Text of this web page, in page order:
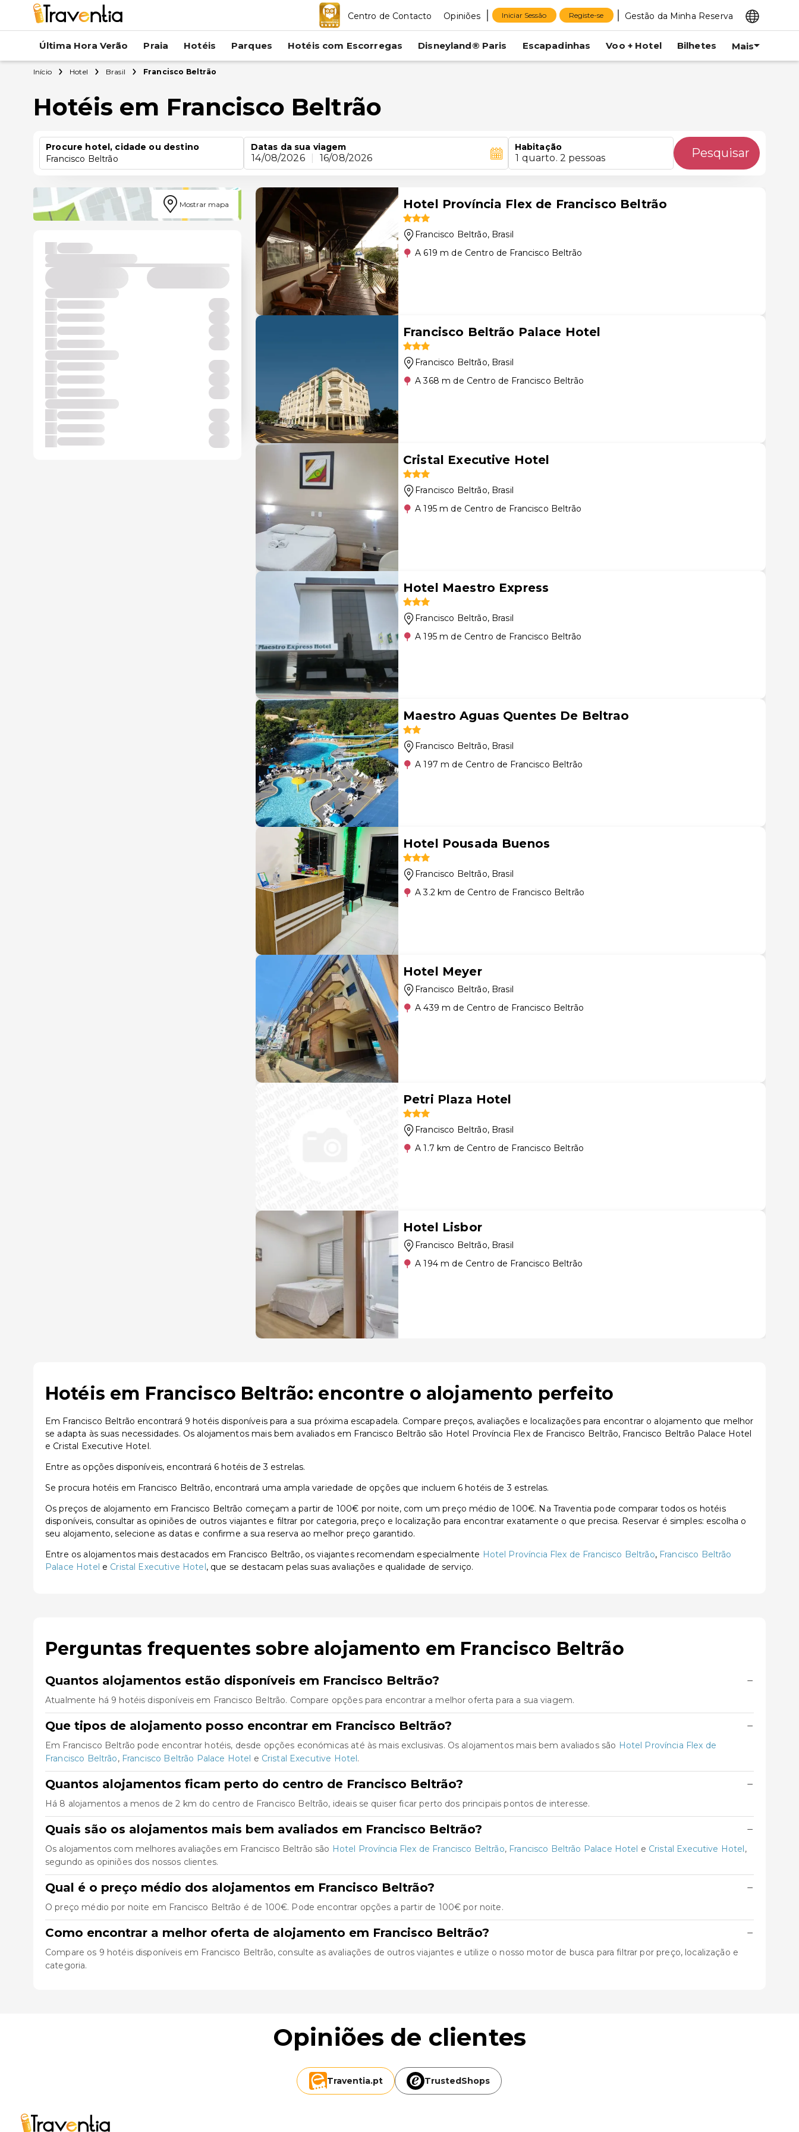
Centro de Contacto Opiniões Iniciar Sessão Registe-se Gestão da Minha Reserva
Última Hora Verão Praia Hotéis Parques Hotéis com Escorregas Disneyland® Paris Escapadinhas Voo + Hotel Bilhetes Mais
Início Hotel Brasil Francisco Beltrão
Hotéis em Francisco Beltrão
Procure hotel, cidade ou destino
Francisco Beltrão
Datas da sua viagem
14/08/2026 16/08/2026
Habitação
1 quarto. 2 pessoas Pesquisar
Mostrar mapa Hotel Província Flex de Francisco Beltrão
Francisco Beltrão, Brasil
A 619 m de Centro de Francisco Beltrão
Francisco Beltrão Palace Hotel
Francisco Beltrão, Brasil
A 368 m de Centro de Francisco Beltrão
Cristal Executive Hotel
Francisco Beltrão, Brasil
A 195 m de Centro de Francisco Beltrão
Hotel Maestro Express
Francisco Beltrão, Brasil
A 195 m de Centro de Francisco Beltrão
Maestro Aguas Quentes De Beltrao
Francisco Beltrão, Brasil
A 197 m de Centro de Francisco Beltrão
Hotel Pousada Buenos
Francisco Beltrão, Brasil
A 3.2 km de Centro de Francisco Beltrão
Hotel Meyer
Francisco Beltrão, Brasil
A 439 m de Centro de Francisco Beltrão
Petri Plaza Hotel
Francisco Beltrão, Brasil
A 1.7 km de Centro de Francisco Beltrão
Hotel Lisbor
Francisco Beltrão, Brasil
A 194 m de Centro de Francisco Beltrão
Hotéis em Francisco Beltrão: encontre o alojamento perfeito
Em Francisco Beltrão encontrará 9 hotéis disponíveis para a sua próxima escapadela. Compare preços, avaliações e localizações para encontrar o alojamento que melhor
se adapta às suas necessidades. Os alojamentos mais bem avaliados em Francisco Beltrão são Hotel Província Flex de Francisco Beltrão, Francisco Beltrão Palace Hotel
e Cristal Executive Hotel.
Entre as opções disponíveis, encontrará 6 hotéis de 3 estrelas.
Se procura hotéis em Francisco Beltrão, encontrará uma ampla variedade de opções que incluem 6 hotéis de 3 estrelas.
Os preços de alojamento em Francisco Beltrão começam a partir de 100€ por noite, com um preço médio de 100€. Na Traventia pode comparar todos os hotéis
disponíveis, consultar as opiniões de outros viajantes e filtrar por categoria, preço e localização para encontrar exatamente o que precisa. Reservar é simples: escolha o
seu alojamento, selecione as datas e confirme a sua reserva ao melhor preço garantido.
Entre os alojamentos mais destacados em Francisco Beltrão, os viajantes recomendam especialmente Hotel Província Flex de Francisco Beltrão, Francisco Beltrão
Palace Hotel e Cristal Executive Hotel, que se destacam pelas suas avaliações e qualidade de serviço.
Perguntas frequentes sobre alojamento em Francisco Beltrão
Quantos alojamentos estão disponíveis em Francisco Beltrão? −
Atualmente há 9 hotéis disponíveis em Francisco Beltrão. Compare opções para encontrar a melhor oferta para a sua viagem.
Que tipos de alojamento posso encontrar em Francisco Beltrão? −
Em Francisco Beltrão pode encontrar hotéis, desde opções económicas até às mais exclusivas. Os alojamentos mais bem avaliados são Hotel Província Flex de
Francisco Beltrão, Francisco Beltrão Palace Hotel e Cristal Executive Hotel.
Quantos alojamentos ficam perto do centro de Francisco Beltrão? −
Há 8 alojamentos a menos de 2 km do centro de Francisco Beltrão, ideais se quiser ficar perto dos principais pontos de interesse.
Quais são os alojamentos mais bem avaliados em Francisco Beltrão? −
Os alojamentos com melhores avaliações em Francisco Beltrão são Hotel Província Flex de Francisco Beltrão, Francisco Beltrão Palace Hotel e Cristal Executive Hotel,
segundo as opiniões dos nossos clientes.
Qual é o preço médio dos alojamentos em Francisco Beltrão? −
O preço médio por noite em Francisco Beltrão é de 100€. Pode encontrar opções a partir de 100€ por noite.
Como encontrar a melhor oferta de alojamento em Francisco Beltrão? −
Compare os 9 hotéis disponíveis em Francisco Beltrão, consulte as avaliações de outros viajantes e utilize o nosso motor de busca para filtrar por preço, localização e
categoria.
Opiniões de clientes
Traventia.pt TrustedShops